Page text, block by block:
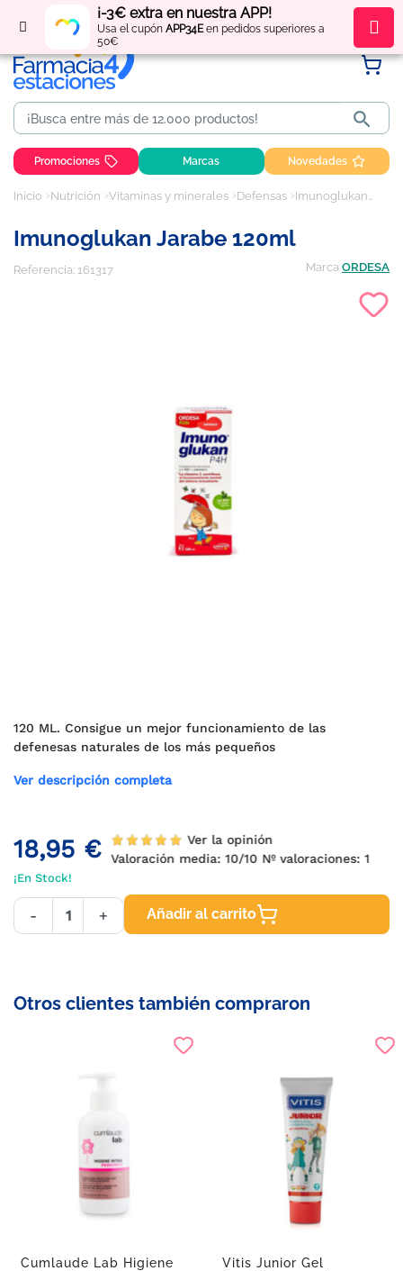
¡-3€ extra en nuestra APP!
Usa el cupón APP34Een pedidos superiores a
50€
Regístratey obténpuntos por tus compras

Promociones Marcas Novedades
Inicio Nutrición Vitaminas y minerales Defensas Imunoglukan jarabe 120ml
Imunoglukan Jarabe 120ml
Referencia: 161317 Marca ORDESA
120 ML. Consigue un mejor funcionamiento de las
defenesas naturales de los más pequeños
Ver descripción completa
18,95 €
Ver la opinión
Valoración media:10/10 Nº valoraciones:1
¡En Stock!
- + Añadir al carrito
Otros clientes también compraron
Cumlaude Lab Higiene
Vitis Junior Gel